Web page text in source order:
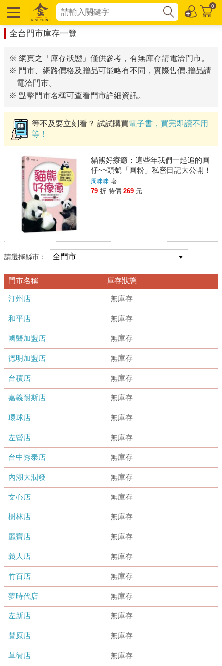
0
全台門市庫存一覽
※ 網頁之「庫存狀態」僅供參考，有無庫存請電洽門市。
※ 門市、網路價格及贈品可能略有不同，實際售價.贈品請
電洽門市。
※ 點擊門市名稱可查看門市詳細資訊。
等不及要立刻看？ 試試購買電子書，買完即讀不用
等！
貓熊好療癒：這些年我們一起追的圓
仔~~頭號「圓粉」私密日記大公開！
周咪咪 著
79 折 特價 269 元
請選擇縣市：
門市名稱 庫存狀態
汀州店 無庫存
和平店 無庫存
國醫加盟店 無庫存
德明加盟店 無庫存
台積店 無庫存
嘉義耐斯店 無庫存
環球店 無庫存
左營店 無庫存
台中秀泰店 無庫存
內湖大潤發 無庫存
文心店 無庫存
樹林店 無庫存
麗寶店 無庫存
義大店 無庫存
竹百店 無庫存
夢時代店 無庫存
左新店 無庫存
豐原店 無庫存
草衙店 無庫存